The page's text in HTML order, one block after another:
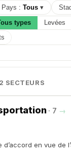
Pays : Tous ▾
types Levées
SECTEURS
· 7 →
en vue de